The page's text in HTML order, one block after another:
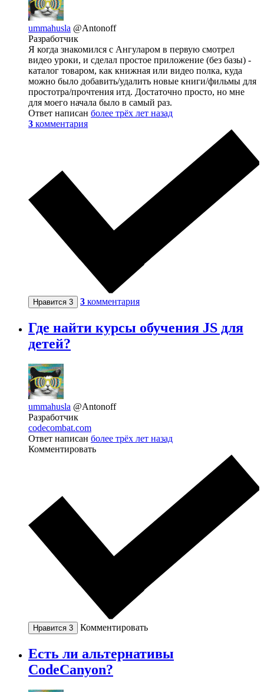
ummahusla @Antonoff
Разработчик
Я когда знакомился с Ангуларом в первую смотрел
видео уроки, и сделал простое приложение (без базы) -
каталог товаром, как книжная или видео полка, куда
можно было добавить/удалить новые книги/фильмы для
простотра/прочтения итд. Достаточно просто, но мне
для моего начала было в самый раз.
Ответ написан более трёх лет назад
3 комментария
Нравится 3 3 комментария
Где найти курсы обучения JS для
детей?
ummahusla @Antonoff
Разработчик
codecombat.com
Ответ написан более трёх лет назад
Комментировать
Нравится 3 Комментировать
Есть ли альтернативы
CodeCanyon?